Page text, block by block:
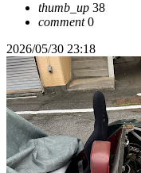
thumb_up 38
comment0
2026/05/30 23:18